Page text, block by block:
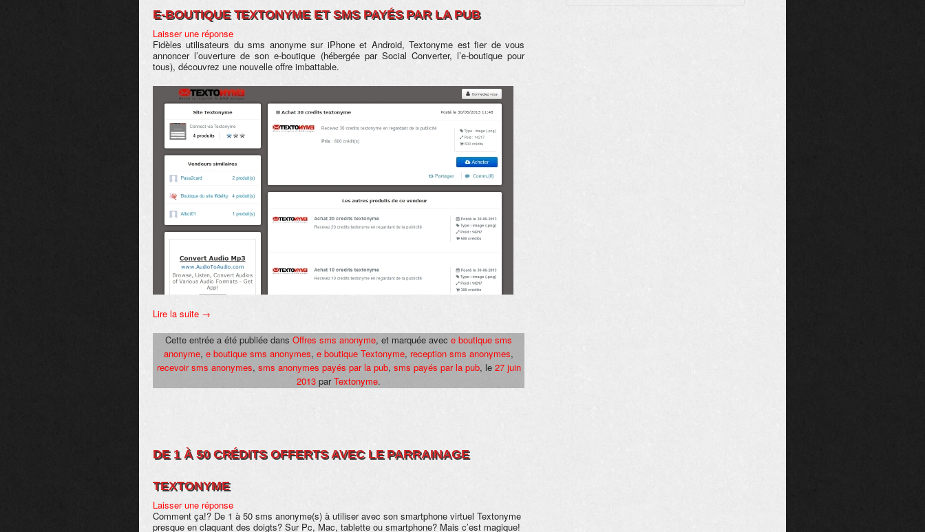
E-BOUTIQUE TEXTONYME ET SMS PAYÉS PAR LA PUB
Laisser une réponse
Fidèles utilisateurs du sms anonyme sur iPhone et Android, Textonyme est fier de vous
annoncer l’ouverture de son e-boutique (hébergée par Social Converter, l’e-boutique pour
tous), découvrez une nouvelle offre imbattable.
Lire la suite →
Cette entrée a été publiée dans Offres sms anonyme, et marquée avec e boutique sms
anonyme, e boutique sms anonymes, e boutique Textonyme, reception sms anonymes,
recevoir sms anonymes, sms anonymes payés par la pub, sms payés par la pub, le 27 juin
2013 parTextonyme.
DE 1 À 50 CRÉDITS OFFERTS AVEC LE PARRAINAGE
TEXTONYME
Laisser une réponse
Comment ça!? De 1 à 50 sms anonyme(s) à utiliser avec son smartphone virtuel Textonyme
presque en claquant des doigts? Sur Pc, Mac, tablette ou smartphone? Mais c’est magique!